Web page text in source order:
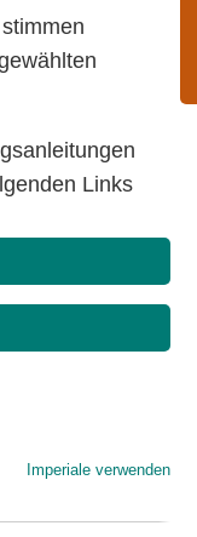
Links
Imperiale verwenden